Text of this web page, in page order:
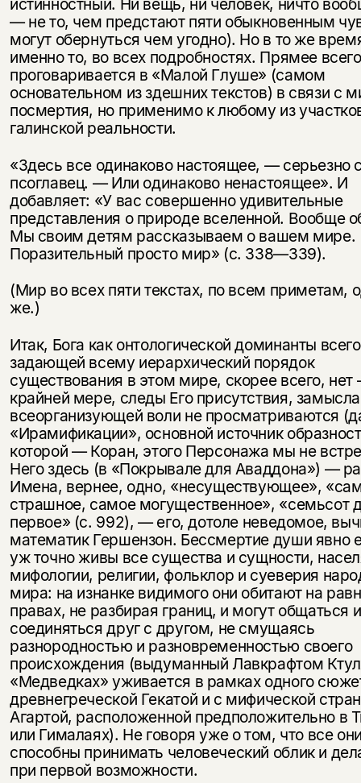
— не то, чем предстают пяти обыкновенным
могут обернуться чем угодно). Но в то же
именно то, во всех подробностях. Прямее
проговаривается в «Малой Глуше» (самом
основательном из здешних текстов) в связи с
посмертия, но применимо к любому из
галинской реальности.
«Здесь все одинаково настоящее, — серьезно
псоглавец. — Или одинаково ненастоящее». И
добавляет: «У вас совершенно удивительные
представления о природе вселенной. Вообще
Мы своим детям рассказываем о вашем мире.
Поразительный просто мир» (с. 338—339).
(Мир во всех пяти текстах, по всем приметам,
же.)
Итак, Бога как онтологической доминанты
задающей всему иерархический порядок
существования в этом мире, скорее всего,
крайней мере, следы Его присутствия,
всеорганизующей воли не просматриваются
«Ирамификации», основной источник
которой — Коран, этого Персонажа мы не
Него здесь (в «Покрывале для Аваддона») —
Имена, вернее, одно, «несуществующее»,
страшное, самое могущественное», «семьсот
первое» (с. 992), — его, дотоле неведомое,
математик Гершензон. Бессмертие души явно
уж точно живы все существа и сущности,
мифологии, религии, фольклор и суеверия
мира: на изнанке видимого они обитают на
правах, не разбирая границ, и могут общаться и
соединяться друг с другом, не смущаясь
разнородностью и разновременностью своего
происхождения (выдуманный Лавкрафтом
«Медведках» уживается в рамках одного
древнегреческой Гекатой и с мифической
Агартой, расположенной предположительно в
или Гималаях). Не говоря уже о том, что все
способны принимать человеческий облик и
при первой возможности.
Подписка на рассылку
Раз в неделю мы отправляем рассылку
о книгах и событиях «НЛО».
Этой книги временно
нет в продаже.
Вы можете подписаться на
уведомления, и при поступлении книги